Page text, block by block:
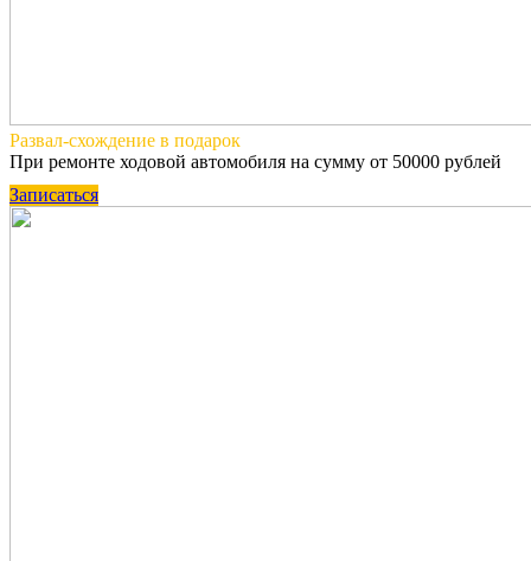
Развал-схождение в подарок
При ремонте ходовой автомобиля на сумму от 50000 рублей
Записаться